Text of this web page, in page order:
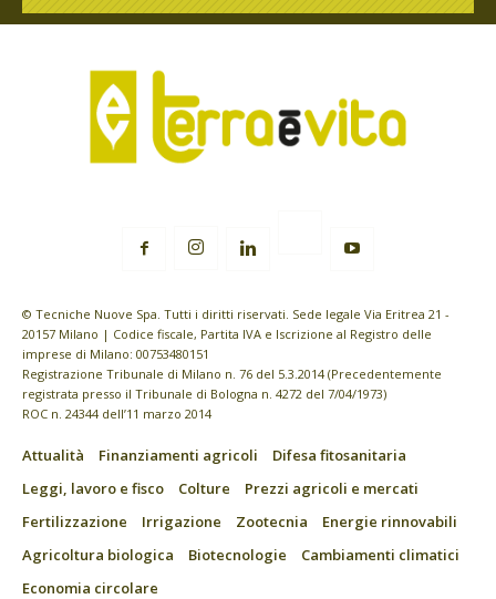
© Tecniche Nuove Spa. Tutti i diritti riservati. Sede legale Via Eritrea 21 -
20157 Milano | Codice fiscale, Partita IVA e Iscrizione al Registro delle
imprese di Milano: 00753480151
Registrazione Tribunale di Milano n. 76 del 5.3.2014 (Precedentemente
registrata presso il Tribunale di Bologna n. 4272 del 7/04/1973)
ROC n. 24344 dell’11 marzo 2014
Attualità Finanziamenti agricoli
Difesa fitosanitaria
Leggi, lavoro e fisco
Colture
Prezzi agricoli e mercati
Fertilizzazione
Irrigazione Zootecnia
Energie rinnovabili
Agricoltura biologica
Biotecnologie
Cambiamenti climatici
Economia circolare